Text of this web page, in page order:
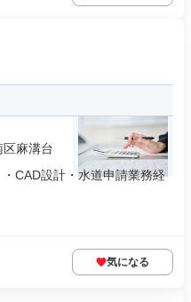
麻溝台
CAD設計・水道申請業務経
気になる